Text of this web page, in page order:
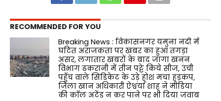
RECOMMENDED FOR YOU
Breaking News : विकासनगर यमुना नदी में
घटित अराजकता पर खबर का हुआ तगड़ा
असर, लगातार खबरों के बाद जागा खनन
विभाग ढकरानी में तीन पट्टे किये सीज, उंची
पहुँच वाले सिंडिकेट के उड़े होश मचा हड़कंप,
जिला खान अधिकारी ऐश्वर्या शाह ने मीडिया
की काॅल अटेंड न कर पाने पर भी दिया जवाब